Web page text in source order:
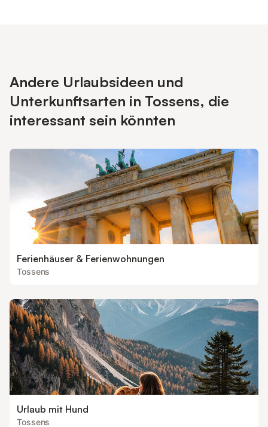
Andere Urlaubsideen und
Unterkunftsarten in Tossens, die
interessant sein könnten
Ferienhäuser & Ferienwohnungen
Tossens
Urlaub mit Hund
Tossens